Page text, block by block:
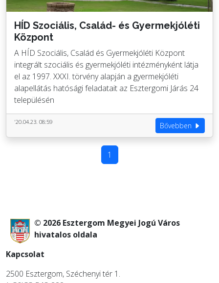
HÍD Szociális, Család- és Gyermekjóléti
Központ
A HÍD Szociális, Család és Gyermekjóléti Központ
integrált szociális és gyermekjóléti intézményként látja
el az 1997. XXXI. törvény alapján a gyermekjóléti
alapellátás hatósági feladatait az Esztergomi Járás 24
településén
'20.04.23. 08:59 Bővebben
1
© 2026 Esztergom Megyei Jogú Város
hivatalos oldala
Kapcsolat
2500 Esztergom, Széchenyi tér 1.